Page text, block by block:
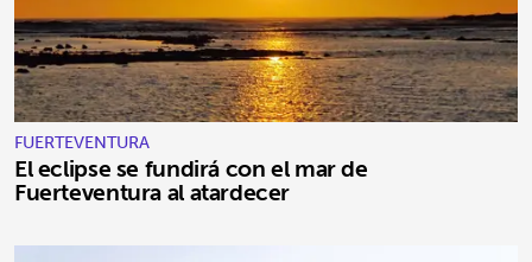
FUERTEVENTURA
El eclipse se fundirá con el mar de
Fuerteventura al atardecer